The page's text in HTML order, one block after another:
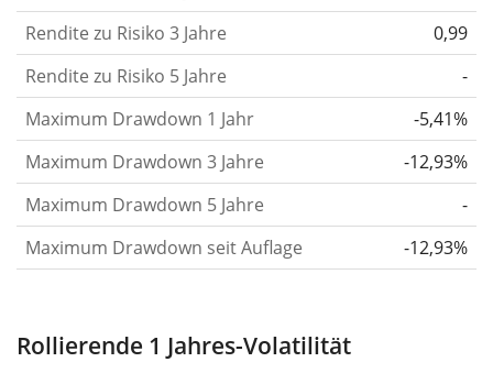
findest du in unserem Artikel:
Risikomaß.
Rendite pro Risikofür Zeiträume von 1, 3 und 5
Jahren. Diese Kennzahl ist definiert als die
annualisierte (d. h. auf einen Einjahreszeitraum
umgerechnete) historische Rendite geteilt durch die
historische annualisierte Volatilität.Rendite pro
Risiko setzt die historische Rendite eines
das Ausmaß der Kursschwankungen, die man in
Rendite zu Risiko 3 Jahre
0,99
Rendite zu Risiko 5 Jahre
-
Maximum Drawdown 1 Jahr
-5,41%
Maximum Drawdown 3 Jahre
-12,93%
Maximum Drawdown 5 Jahre
-
Maximum Drawdown seit Auflage
-12,93%
Rollierende 1 Jahres-Volatilität